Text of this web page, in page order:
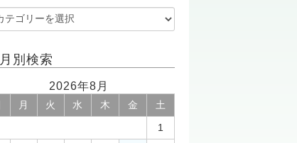
月別検索
2026年8月
月 火 水 木 金 土
1